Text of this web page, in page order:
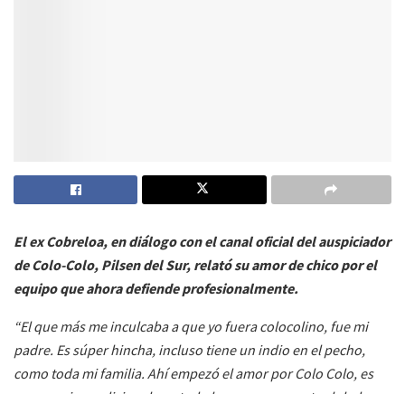
El ex Cobreloa, en diálogo con el canal oficial del auspiciador
de Colo-Colo, Pilsen del Sur, relató su amor de chico por el
equipo que ahora defiende profesionalmente.
“El que más me inculcaba a que yo fuera colocolino, fue mi
padre. Es súper hincha, incluso tiene un indio en el pecho,
como toda mi familia. Ahí empezó el amor por Colo Colo, es